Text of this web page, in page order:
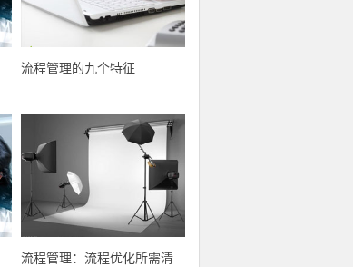
流程管理的九个特征
流程管理：流程优化所需清